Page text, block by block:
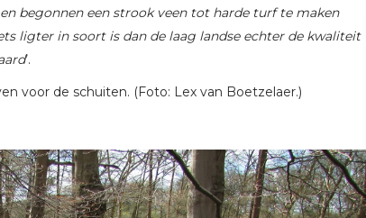
begonnen een strook veen tot harde turf te maken
ligter in soort is dan de laag landse echter de kwaliteit
’.
voor de schuiten. (Foto: Lex van Boetzelaer.)